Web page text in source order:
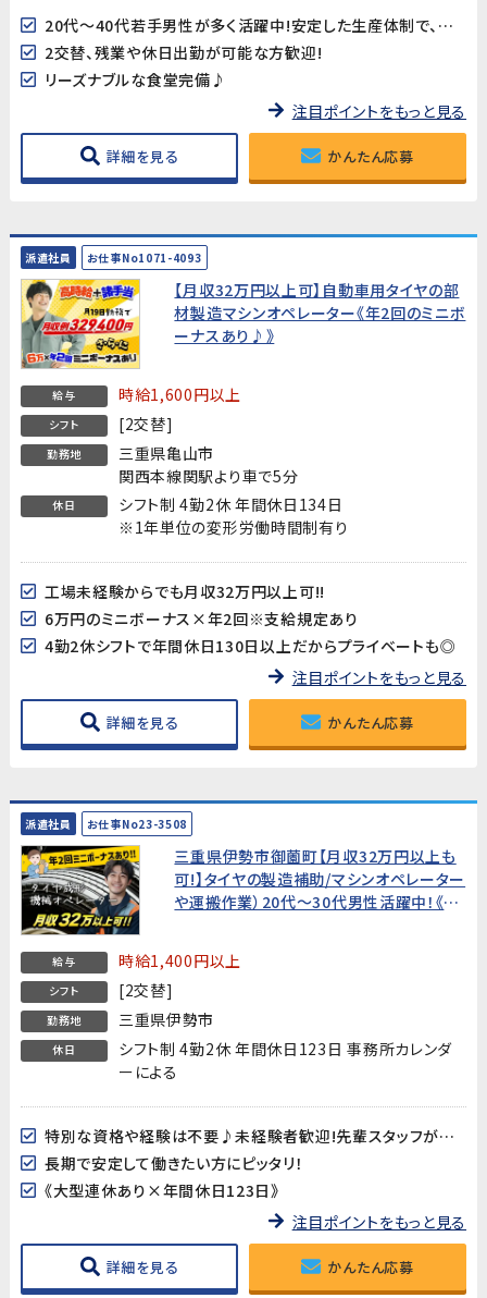
20代～40代若手男性が多く活躍中!安定した生産体制で、腰を据えて働ける環境です。髪型自由＆髭OK!
2交替、残業や休日出勤が可能な方歓迎!
リーズナブルな食堂完備♪
注目ポイントをもっと見る
詳細を見る かんたん応募
派遣社員 お仕事No1071-4093
【月収32万円以上可】自動車用タイヤの部
材製造マシンオペレーター《年2回のミニボ
ーナスあり♪》
給与 時給1,600円以上
シフト [2交替]
勤務地
三重県亀山市
関西本線関駅より車で5分
休日
シフト制 4勤2休 年間休日134日
※1年単位の変形労働時間制有り
工場未経験からでも月収32万円以上可!!
6万円のミニボーナス×年2回※支給規定あり
4勤2休シフトで年間休日130日以上だからプライベートも◎
注目ポイントをもっと見る
詳細を見る かんたん応募
派遣社員 お仕事No23-3508
三重県伊勢市御薗町【月収32万円以上も
可!】タイヤの製造補助/マシンオペレーター
や運搬作業）20代～30代男性活躍中！《寮
給与 時給1,400円以上
シフト [2交替]
勤務地 三重県伊勢市
休日
シフト制 4勤2休 年間休日123日 事務所カレンダ
ーによる
特別な資格や経験は不要♪未経験者歓迎!先輩スタッフが丁寧に指導致します(^^)/
長期で安定して働きたい方にピッタリ！
《大型連休あり×年間休日123日》
注目ポイントをもっと見る
詳細を見る かんたん応募